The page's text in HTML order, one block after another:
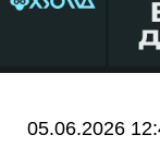
05.06.2026